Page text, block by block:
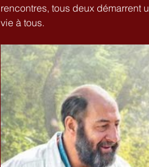
rencontres, tous deux démarrent
vie à tous.